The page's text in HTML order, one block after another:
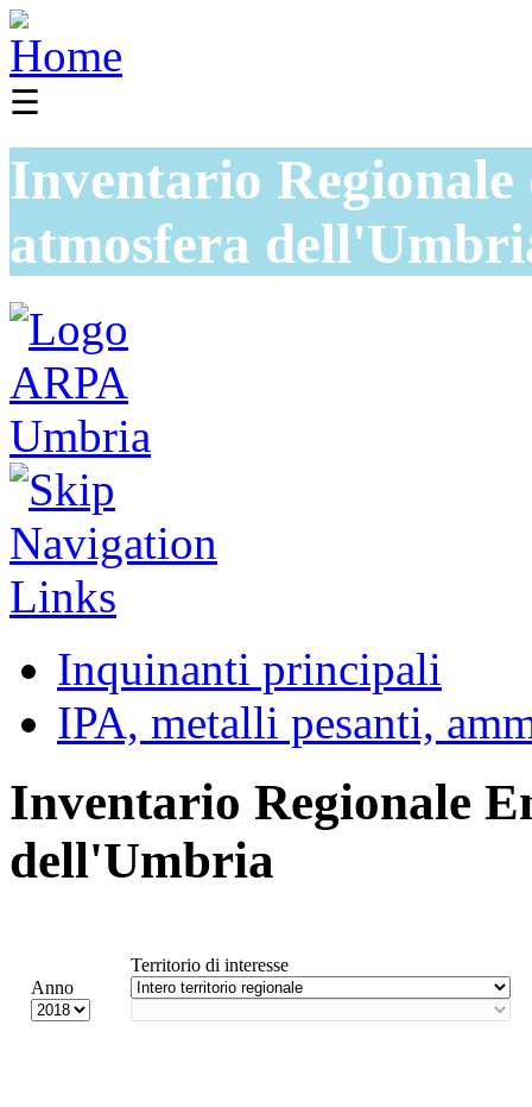
☰
Inventario
atmosfera
Inquinanti principali
IPA, metalli pesanti,
Inventario Regionale
dell'Umbria
Anno
Territorio di interesse